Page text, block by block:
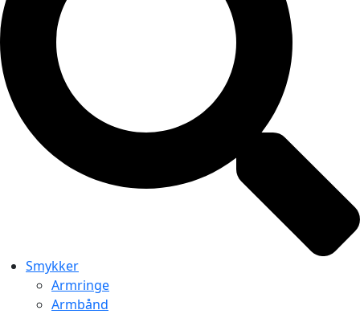
Smykker
Armringe
Armbånd